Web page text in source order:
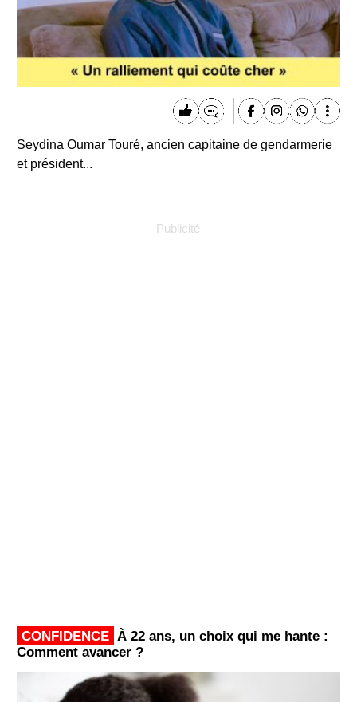
Seydina Oumar Touré, ancien capitaine de gendarmerie
et président...
Publicité
CONFIDENCE À 22 ans, un choix qui me hante :
Comment avancer ?